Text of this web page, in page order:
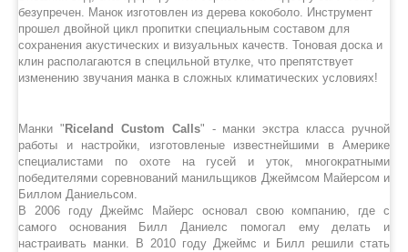
безупречен. Манок изготовлен из дерева кокоболо. Инструмент
прошел двойной цикл пропитки специальным составом для
сохранения акустических и визуальных качеств. Тоновая доска и
клин располагаются в специльной втулке, что препятствует
изменению звучания манка в сложных климатических условиях!
Манки " Riceland Custom Calls" - манки экстра класса ручной
работы и настройки, изготовленые известнейшими в Америке
специалистами по охоте на гусей и уток, многократными
победителями соревнований манильщиков Джеймсом Майерсом и
Биллом Даниельсом.
В 2006 году Джеймс Майерс основал свою компанию, где с
самого основания Билл Даниелс помогал ему делать и
настраивать манки. В 2010 году Джеймс и Билл решили стать